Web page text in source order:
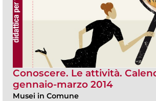
Conoscere. Le attività.
gennaio-marzo 2014
Musei in Comune